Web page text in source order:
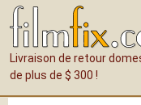
Livraison de retour
de plus de $ 300 !